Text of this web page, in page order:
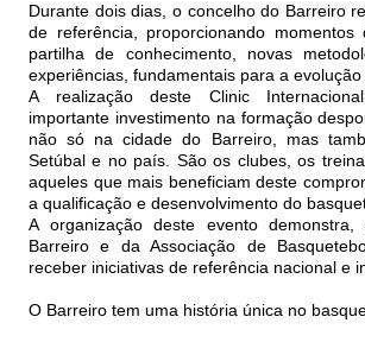
Durante dois dias, o concelho do Barreiro
de referência, proporcionando momentos
partilha de conhecimento, novas
experiências, fundamentais para a
A realização deste Clinic
importante investimento na formação
não só na cidade do Barreiro, mas
Setúbal e no país. São os clubes, os
aqueles que mais beneficiam deste
a qualificação e desenvolvimento do
A organização deste evento
Barreiro e da Associação de
receber iniciativas de referência nacional e
O Barreiro tem uma história única no